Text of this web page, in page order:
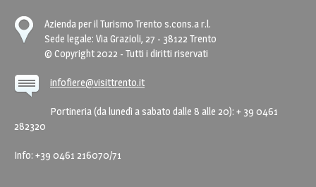
Azienda per il Turismo Trento s.cons.a r.l.
Sede legale: Via Grazioli, 27 - 38122 Trento
© Copyright 2022 - Tutti i diritti riservati
infofiere@visittrento.it
Portineria (da lunedì a sabato dalle 8 alle 20): + 39 0461
282320
Info: +39 0461 216070/71